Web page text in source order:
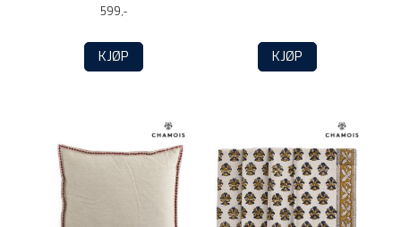
599,-
KJØP KJØP